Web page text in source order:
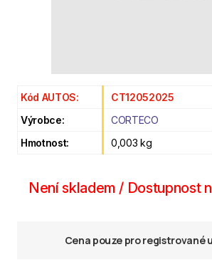
Kód AUTOS:
CT12052025
Výrobce:
CORTECO
Hmotnost:
0,003 kg
Není skladem / Dostupnost
Cena pouze pro registrované